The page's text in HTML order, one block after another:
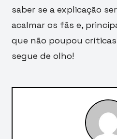
saber se a explicação
acalmar os fãs e,
que não poupou críticas
segue de olho!